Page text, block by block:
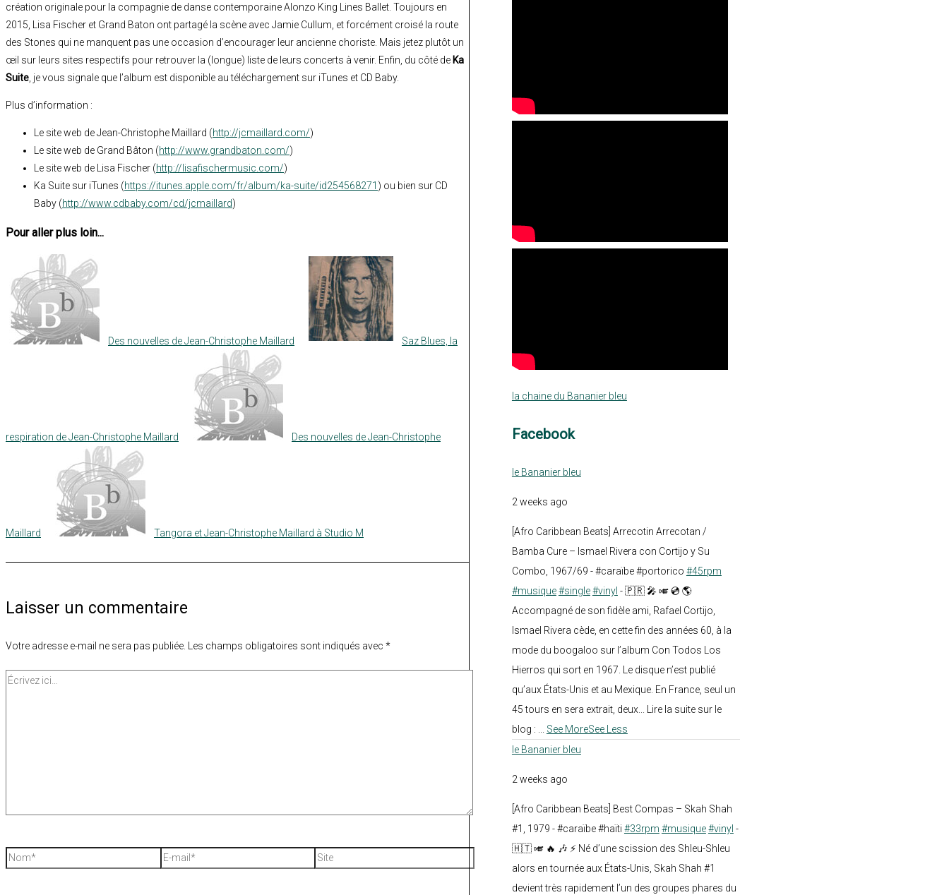
création originale pour la compagnie de danse contemporaine Alonzo King Lines Ballet. Toujours en
2015, Lisa Fischer et Grand Baton ont partagé la scène avec Jamie Cullum, et forcément croisé la route
des Stones qui ne manquent pas une occasion d’encourager leur ancienne choriste. Mais jetez plutôt un
œil sur leurs sites respectifs pour retrouver la (longue) liste de leurs concerts à venir. Enfin, du côté de Ka
Suite , je vous signale que l’album est disponible au téléchargement sur iTunes et CD Baby.
Plus d’information :
Le site web de Jean-Christophe Maillard (http://jcmaillard.com/)
Le site web de Grand Bâton (http://www.grandbaton.com/)
Le site web de Lisa Fischer (http://lisafischermusic.com/)
Ka Suite sur iTunes (https://itunes.apple.com/fr/album/ka-suite/id254568271 ) ou bien sur CD
Baby (http://www.cdbaby.com/cd/jcmaillard)
Pour aller plus loin...
Des nouvelles de Jean-Christophe Maillard Saz Blues, la
respiration de Jean-Christophe Maillard Des nouvelles de Jean-Christophe
Maillard Tangora et Jean-Christophe Maillard à Studio M
Laisser un commentaire
Votre adresse e-mail ne sera pas publiée. Les champs obligatoires sont indiqués avec *
Écrivez
Nom*
E-
mail*
Site
la chaine du Bananier bleu
Facebook
le Bananier bleu
2 weeks ago
[Afro Caribbean Beats] Arrecotin Arrecotan /
Bamba Cure – Ismael Rivera con Cortijo y Su
Combo, 1967/69 - #caraïbe #portorico #45rpm
#musique#single#vinyl - 🇵🇷 🎤 🎺 💿 🌎
Accompagné de son fidèle ami, Rafael Cortijo,
Ismael Rivera cède, en cette fin des années 60, à la
mode du boogaloo sur l’album Con Todos Los
Hierros qui sort en 1967. Le disque n’est publié
qu’aux États-Unis et au Mexique. En France, seul un
45 tours en sera extrait, deux... Lire la suite sur le
blog : ... See MoreSee Less
le Bananier bleu
2 weeks ago
[Afro Caribbean Beats] Best Compas – Skah Shah
#1, 1979 - #caraïbe #haïti #33rpm #musique#vinyl -
🇭🇹 🎺 🔥 🎶 ⚡ Né d’une scission des Shleu-Shleu
alors en tournée aux États-Unis, Skah Shah #1
devient très rapidement l’un des groupes phares du